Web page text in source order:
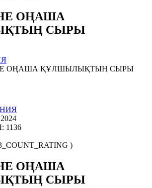
ОҢАША
СЫРЫ
ОҢАША ҚҰЛШЫЛЫҚТЫҢ СЫРЫ
1136
)
ОҢАША
СЫРЫ